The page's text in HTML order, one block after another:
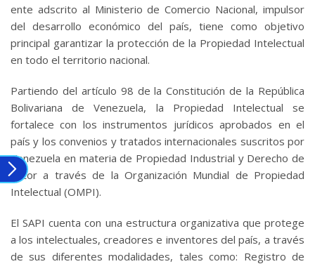
ente adscrito al Ministerio de Comercio Nacional, impulsor
del desarrollo económico del país, tiene como objetivo
principal garantizar la protección de la Propiedad Intelectual
en todo el territorio nacional.
Partiendo del artículo 98 de la Constitución de la República
Bolivariana de Venezuela, la Propiedad Intelectual se
fortalece con los instrumentos jurídicos aprobados en el
país y los convenios y tratados internacionales suscritos por
Venezuela en materia de Propiedad Industrial y Derecho de
Autor a través de la Organización Mundial de Propiedad
Intelectual (OMPI).
El SAPI cuenta con una estructura organizativa que protege
a los intelectuales, creadores e inventores del país, a través
de sus diferentes modalidades, tales como: Registro de